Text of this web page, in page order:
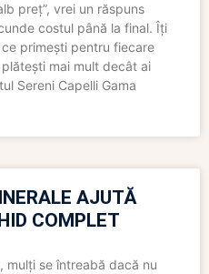
preț”, vrei un răspuns
costul până la final. Îți
primești pentru fiecare
mai mult decât ai
Sereni Capelli Gama
AJUTĂ
COMPLET
mulți se întreabă dacă nu